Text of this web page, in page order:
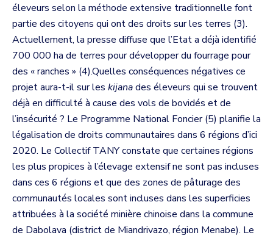
éleveurs selon la méthode extensive traditionnelle font
partie des citoyens qui ont des droits sur les terres (3).
Actuellement, la presse diffuse que l’Etat a déjà identifié
700 000 ha de terres pour développer du fourrage pour
des « ranches » (4).Quelles conséquences négatives ce
projet aura-t-il sur les kijanades éleveurs qui se trouvent
déjà en difficulté à cause des vols de bovidés et de
l’insécurité ? Le Programme National Foncier (5) planifie la
légalisation de droits communautaires dans 6 régions d’ici
2020. Le Collectif TANY constate que certaines régions
les plus propices à l’élevage extensif ne sont pas incluses
dans ces 6 régions et que des zones de pâturage des
communautés locales sont incluses dans les superficies
attribuées à la société minière chinoise dans la commune
de Dabolava (district de Miandrivazo, région Menabe). Le